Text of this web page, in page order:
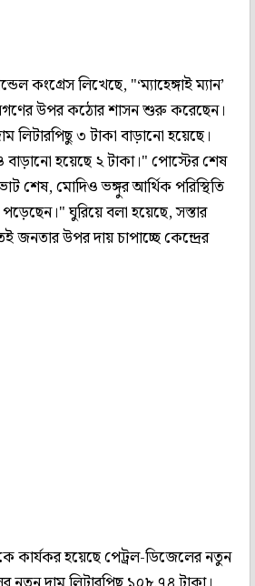
কংগ্রেস লিখেছে, "‘ম্যাহেঙ্গাই ম্যান’
উপর কঠোর শাসন শুরু করেছেন।
লিটারপিছু ৩ টাকা বাড়ানো হয়েছে।
হয়েছে ২ টাকা।" পোস্টের শেষ
শেষ, মোদিও ভঙ্গুর আর্থিক পরিস্থিতি
ঘুরিয়ে বলা হয়েছে, সস্তার
জনতার উপর দায় চাপাচ্ছে কেন্দ্রের
কার্যকর হয়েছে পেট্রল-ডিজেলের নতুন